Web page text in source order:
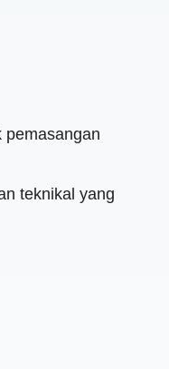
pemasangan
teknikal yang